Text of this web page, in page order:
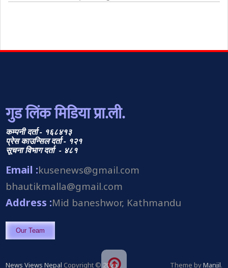
गुड लिंक मिडिया प्रा.ली.
कम्पनी दर्ता - १६८४१३
प्रेस काउन्सिल दर्ता - १२१
सूचना विभाग दर्ता - ४८१
Email :kusenews@gmail.com
bhautikmalla@gmail.com
Address :Mid baneshwor, Kathmandu
Our Team
News Views Nepal Copyright © 2026. Theme byManjil.